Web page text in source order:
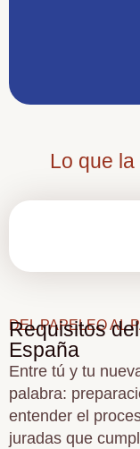
Lo que
DEL PAPELEO AL
Requisitos
España
Entre tú y tu
palabra:
entender el
juradas que